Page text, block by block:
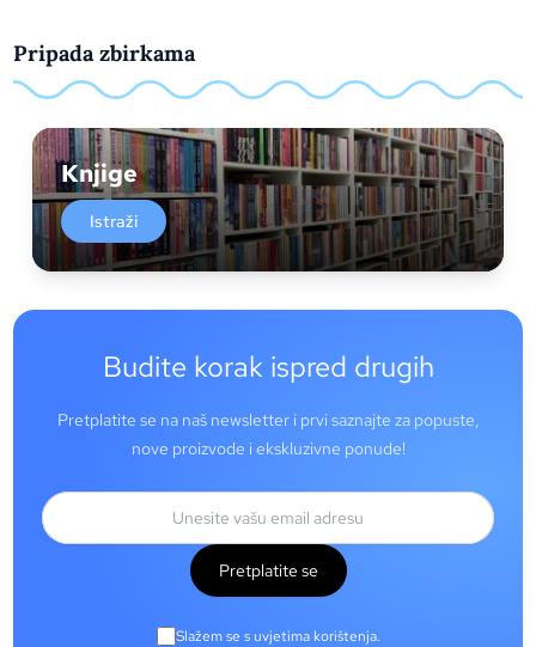
Pripada zbirkama
Knjige
Istraži
Budite korak ispred drugih
Pretplatite se na naš newsletter i prvi saznajte za popuste,
nove proizvode i ekskluzivne ponude!
Pretplatite se
Slažem se s uvjetima korištenja.